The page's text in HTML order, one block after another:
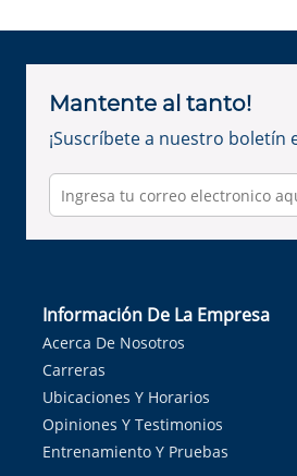
Mantente al tanto!
¡Suscríbete a nuestro boletín
Información De La Empresa
Acerca De Nosotros
Carreras
Ubicaciones Y Horarios
Opiniones Y Testimonios
Entrenamiento Y Pruebas